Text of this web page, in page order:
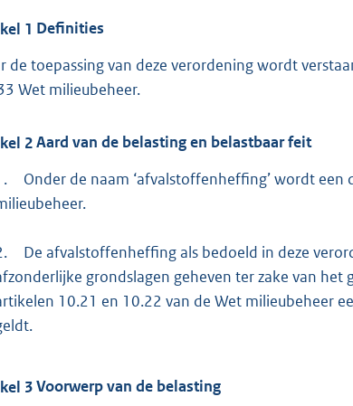
1 Definities
de toepassing van deze verordening wordt
Wet milieubeheer.
2Aard van de belasting en belastbaar feit
Onder de naam ‘afvalstoffenheffing’ wordt
De afvalstoffenheffing als bedoeld in deze
grondslagen geheven ter zake van het
10.21 en 10.22 van de Wet milieubeheer
3Voorwerp van de belasting